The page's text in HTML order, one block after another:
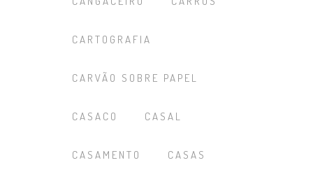
CARTOGRAFIA
CARVÃO SOBRE PAPEL
CASACO CASAL
CASAMENTO CASAS